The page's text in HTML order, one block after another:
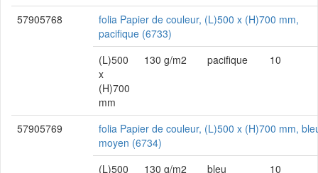
57905768
folia Papier de couleur, (L)500 x (H)700 mm,
pacifique (6733)
(L)500
x
(H)700
mm
130 g/m2 pacifique 10
57905769
folia Papier de couleur, (L)500 x (H)700 mm,
moyen (6734)
(L)500
130 g/m2 bleu 10